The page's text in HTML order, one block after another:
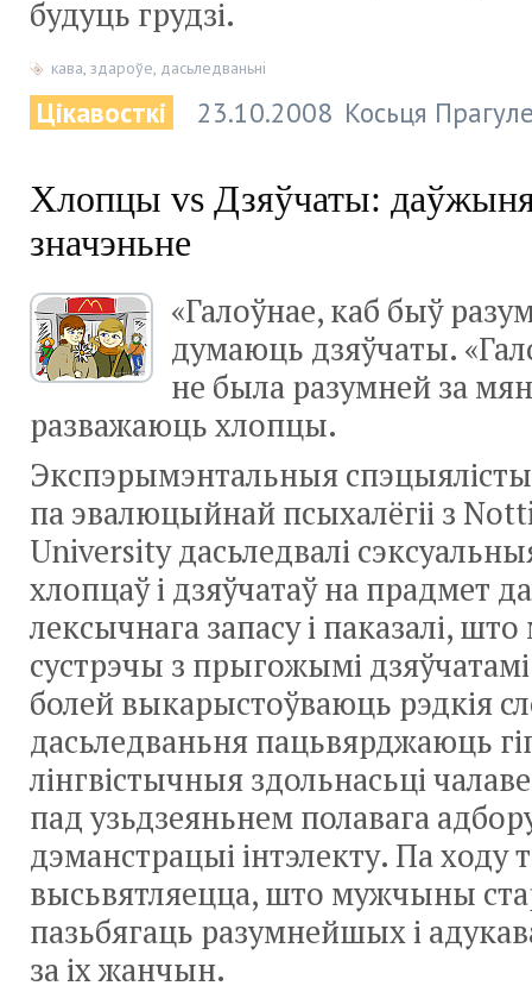
будуць грудзі.
кава, здароўе, дасьледваньні
Цікавосткі 23.10.2008 Косьця
Хлопцы vs Дзяўчаты:
значэньне
«Галоўнае, каб быў
думаюць дзяўчаты.
не была разумней за
разважаюць хлопцы.
Экспэрымэнтальныя спэцыялісты
па эвалюцыйнай псыхалёгіі з
University дасьледвалі
хлопцаў і дзяўчатаў на прадмет
лексычнага запасу і паказалі,
сустрэчы з прыгожымі
болей выкарыстоўваюць рэдкія
дасьледваньня пацьвярджаюць
лінгвістычныя здольнасьці
пад узьдзеяньнем полавага
дэманстрацыі інтэлекту. Па ходу
высьвятляецца, што мужчыны
пазьбягаць разумнейшых і
за іх жанчын.